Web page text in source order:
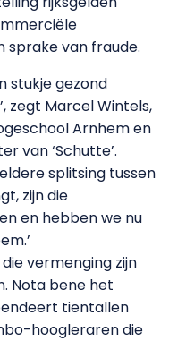
sprake van fraude.
stukje gezond
zegt Marcel Wintels,
Arnhem en
van ‘Schutte’.
splitsing tussen
zijn die
en hebben we nu
vermenging zijn
Nota bene het
tientallen
hoogleraren die